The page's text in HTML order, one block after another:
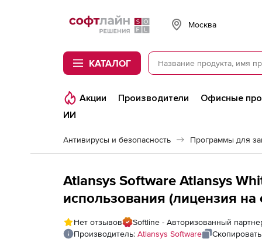
Softline
Москва
КАТАЛОГ
Акции Производители Офисные
ИИ
Антивирусы и безопасность Программы для
Atlansys Software Atlansys
использования (лицензия
места пользователя, на 1
Нет отзывов
Softline - Авторизованный
Производитель: Atlansys Software